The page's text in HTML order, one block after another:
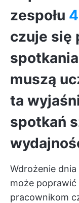
zespołu
czuje się
muszą
ta
spotkań
Wdrożenie
może poprawić
pracownikom